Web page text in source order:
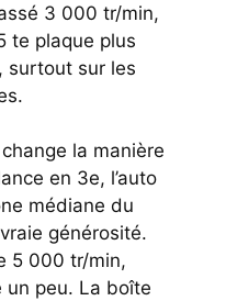
3 000 tr/min,
te plaque plus
surtout sur les
la manière
en 3e, l’auto
médiane du
générosité.
5 000 tr/min,
un peu. La boîte